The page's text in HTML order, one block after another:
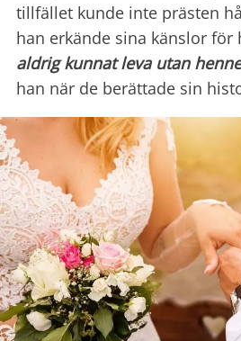
tillfället kunde inte prästen
han erkände sina känslor för
aldrig kunnat leva utan henne
han när de berättade sin